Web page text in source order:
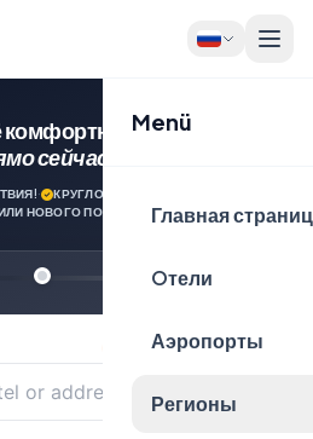
Menü
Главная
Oтели
Аэропорты
Регионы
путешествие
сейчас!
· КРУГЛОСУТОЧНАЯ ПОДДЕРЖКА
НОВОГО ПОКОЛЕНИЯ